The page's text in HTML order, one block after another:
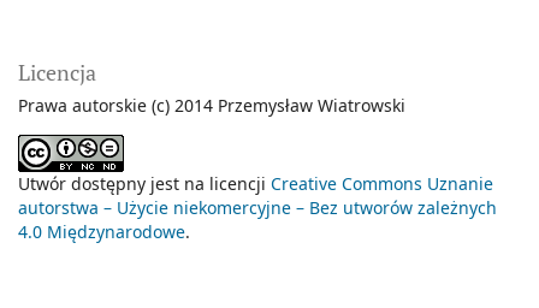
Licencja
Prawa autorskie (c) 2014 Przemysław Wiatrowski
Utwór dostępny jest na licencji Creative Commons Uznanie
autorstwa – Użycie niekomercyjne – Bez utworów zależnych
4.0 Międzynarodowe.